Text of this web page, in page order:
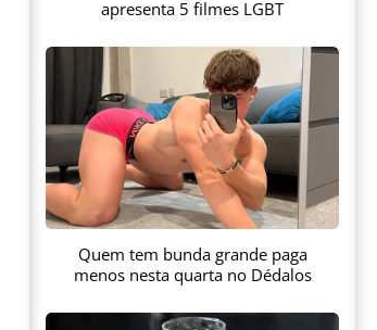
apresenta 5 filmes LGBT
Quem tem bunda grande paga
menos nesta quarta no Dédalos